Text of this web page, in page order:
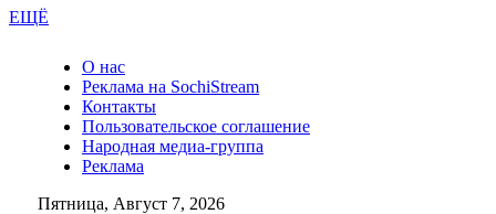
ЕЩЁ
О нас
Реклама на SochiStream
Контакты
Пользовательское соглашение
Народная медиа-группа
Реклама
Пятница, Август 7, 2026